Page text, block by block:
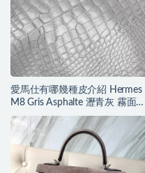
愛馬仕有哪幾種皮介紹 Hermes
M8 Gris Asphalte 瀝青灰 霧面美
洲鱷魚